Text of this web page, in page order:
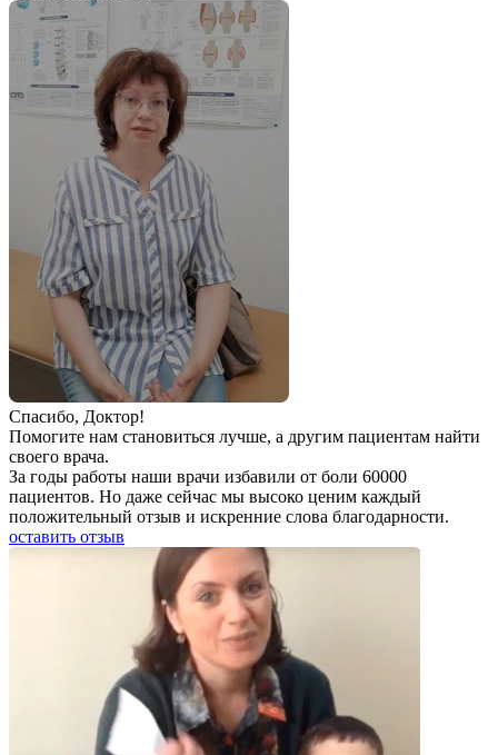
Спаcибо, Доктор!
Помогите нам становиться лучше, а другим пациентам найти
своего врача.
За годы работы наши врачи избавили от боли 60000
пациентов. Но даже сейчас мы высоко ценим каждый
положительный отзыв и искренние слова благодарности.
оставить отзыв